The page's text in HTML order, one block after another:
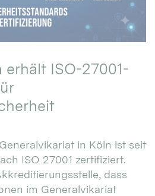
erhält ISO-27001-
in Köln ist seit
ISO 27001 zertifiziert.
dass
im Generalvikariat